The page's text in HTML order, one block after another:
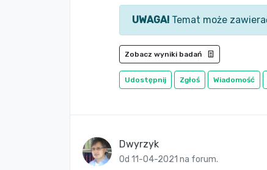
UWAGA! Temat może
Zobacz wyniki badań
Udostępnij Zgłoś Wiadomość
Dwyrzyk
Od 11-04-2021 na forum.